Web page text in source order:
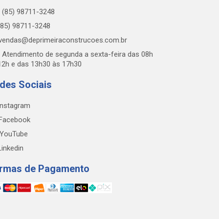
(85) 98711-3248
98711-3248
Atendimento de segunda a sexta-feira das 08h
e das 13h30 às 17h30
Sociais
YouTube
de Pagamento